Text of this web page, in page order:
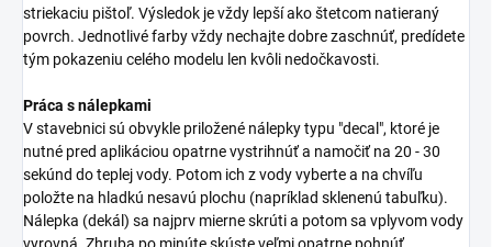
striekaciu pištoľ. Výsledok je vždy lepší ako štetcom natieraný
povrch. Jednotlivé farby vždy nechajte dobre zaschnúť, predídete
tým pokazeniu celého modelu len kvôli nedočkavosti.
Práca s nálepkami
V stavebnici sú obvykle priložené nálepky typu "decal", ktoré je
nutné pred aplikáciou opatrne vystrihnúť a namočiť na 20 - 30
sekúnd do teplej vody. Potom ich z vody vyberte a na chvíľu
položte na hladkú nesavú plochu (napríklad sklenenú tabuľku).
Nálepka (dekál) sa najprv mierne skrúti a potom sa vplyvom vody